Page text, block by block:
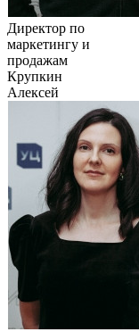
Директор по
маркетингу и
продажам
Крупкин
Алексей